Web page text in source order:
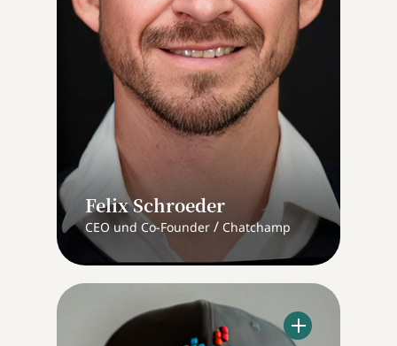
Felix Schroeder
CEO und Co-Founder / Chatchamp